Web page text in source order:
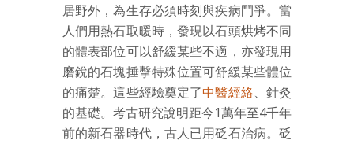
居野外，為生存必須時刻與疾病鬥爭。當
人們用熱石取暖時，發現以石頭烘烤不同
的體表部位可以舒緩某些不適，亦發現用
磨銳的石塊捶擊特殊位置可舒緩某些體位
的痛楚。這些經驗奠定了中醫經絡、針灸
的基礎。考古研究說明距今1萬年至4千年
前的新石器時代，古人已用砭石治病。砭